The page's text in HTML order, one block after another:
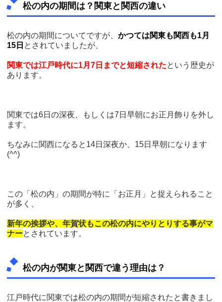
松の内の期間は？関東と関西の違い
松の内の期間についてですが、かつては関東も関西も1月
15日 とされていましたが、
関東では江戸時代に1月7日までと短縮されたという歴史が
あります。
関東では6日の深夜、もしくは7日早朝にお正月飾りを外し
ます。
ちなみに関西になると14日深夜か、15日早朝になります
(^^)
この「松の内」の期間が特に「お正月」と捉えられること
が多く、
新年の挨拶や、年賀状もこの松の内にやりとりする事がマ
ナーとされています。
松の内が関東と関西で違う理由は？
江戸時代に関東では松の内の期間が短縮されたと書きまし